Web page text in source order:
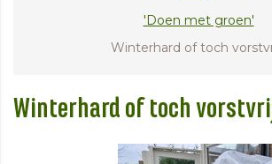
'Doen met groen'
Winterhard of toch
Winterhard of toch